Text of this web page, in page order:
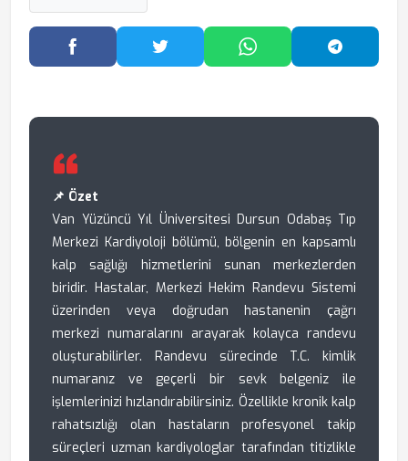
Facebook'ta PaylaşTwitter'da PaylaşWhatsApp'ta Paylaş
📌 Özet
Van Yüzüncü Yıl Üniversitesi Dursun Odabaş Tıp
Merkezi Kardiyoloji bölümü, bölgenin en kapsamlı
kalp sağlığı hizmetlerini sunan merkezlerden
biridir. Hastalar, Merkezi Hekim Randevu Sistemi
üzerinden veya doğrudan hastanenin çağrı
merkezi numaralarını arayarak kolayca randevu
oluşturabilirler. Randevu sürecinde T.C. kimlik
numaranız ve geçerli bir sevk belgeniz ile
işlemlerinizi hızlandırabilirsiniz. Özellikle kronik kalp
rahatsızlığı olan hastaların profesyonel takip
süreçleri uzman kardiyologlar tarafından titizlikle